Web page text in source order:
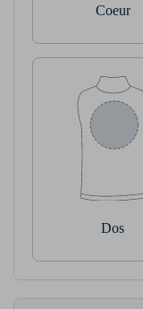
Coeur
Dos